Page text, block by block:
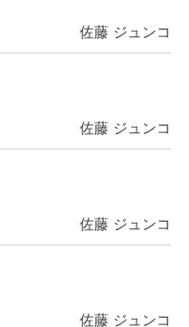
佐藤 ジュンコ
佐藤 ジュンコ
佐藤 ジュンコ
佐藤 ジュンコ